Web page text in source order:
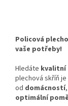
Policová
vaše potřeby!
Hledáte kvalitní
plechová skříň je
od domácností,
optimální